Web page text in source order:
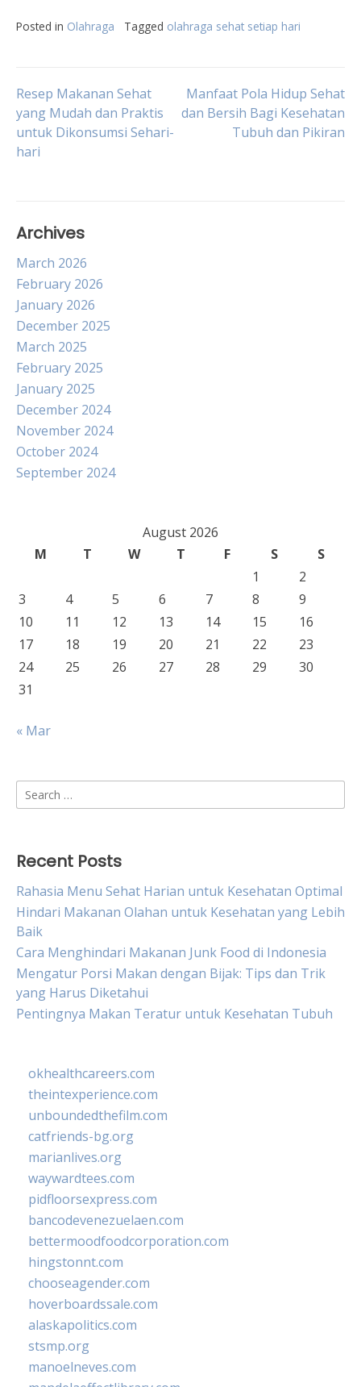
Posted in Olahraga Tagged olahraga sehat setiap hari
Post
navigation
Resep Makanan Sehat
yang Mudah dan Praktis
untuk Dikonsumsi Sehari-
hari
Manfaat Pola Hidup Sehat
dan Bersih Bagi Kesehatan
Tubuh dan Pikiran
Archives
March 2026
February 2026
January 2026
December 2025
March 2025
February 2025
January 2025
December 2024
November 2024
October 2024
September 2024
August 2026
M
T W T F S
S
1
2
3
4 5 6 7 8
9
10
11 12 13 14 15
16
17
18 19 20 21 22
23
24
25 26 27 28 29
30
31
« Mar
Search
for:
Recent Posts
Rahasia Menu Sehat Harian untuk Kesehatan Optimal
Hindari Makanan Olahan untuk Kesehatan yang Lebih
Baik
Cara Menghindari Makanan Junk Food di Indonesia
Mengatur Porsi Makan dengan Bijak: Tips dan Trik
yang Harus Diketahui
Pentingnya Makan Teratur untuk Kesehatan Tubuh
okhealthcareers.com
theintexperience.com
unboundedthefilm.com
catfriends-bg.org
marianlives.org
waywardtees.com
pidfloorsexpress.com
bancodevenezuelaen.com
bettermoodfoodcorporation.com
hingstonnt.com
chooseagender.com
hoverboardssale.com
alaskapolitics.com
stsmp.org
manoelneves.com